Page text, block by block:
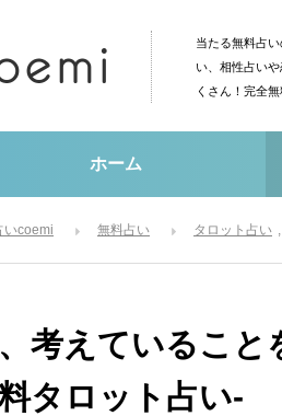
当たる無料占
い、相性占い
くさん！完全
ホーム
いcoemi 無料占い タロット占い
考えていること
タロット占い-